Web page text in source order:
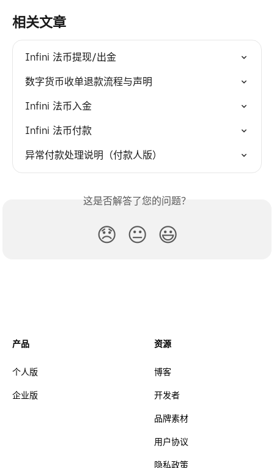
相关文章
Infini 法币提现/出金
数字货币收单退款流程与声明
Infini 法币入金
Infini 法币付款
异常付款处理说明（付款人版）
这是否解答了您的问题？
😞 😐 😃
产品
个人版
企业版
资源
博客
开发者
品牌素材
用户协议
隐私政策